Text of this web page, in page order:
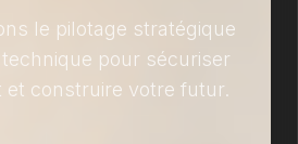
le pilotage stratégique
pour sécuriser
et construire votre futur.